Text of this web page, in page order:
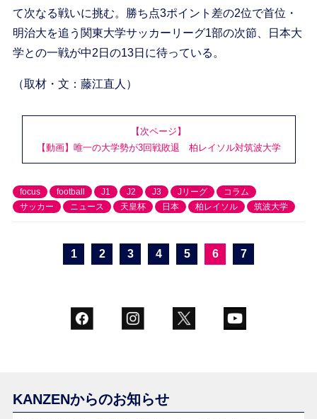
て次なる戦いに挑む。勝ち点3ポイント差の2位で首位・
明治大を追う関東大学サッカーリーグ1部の次節、日本大
学との一戦が中2日の13日に待っている。
（取材・文：藤江直人）
【次ページ】
【動画】唯一の大学勢が3回戦敗退 柏レイソル対筑波大学
focus football J1 J2 J3 Jリーグ
コラム
サッカー
ニュース 天皇杯 日本 柏レイソル 筑波大学
1 2 3 4 5 6 7
KANZENからのお知らせ